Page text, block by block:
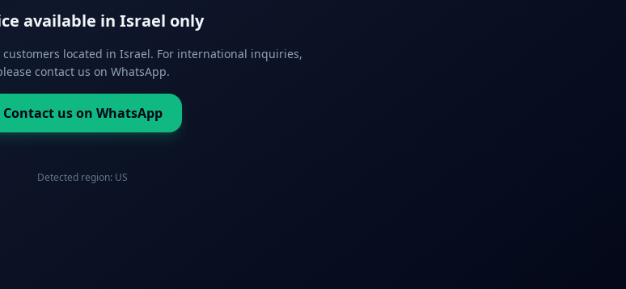
available in Israel only
customers located in Israel. For international inquiries,
contact us on WhatsApp.
Contact us on WhatsApp
Detected region: US